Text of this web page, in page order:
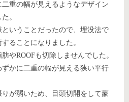
重の幅が見えるようなデザイン
。
いうことだったので、埋没法で
ることになりました。
やROOFも切除しませんでした。
かに二重の幅が見える狭い平行
が弱いため、目頭切開をして蒙